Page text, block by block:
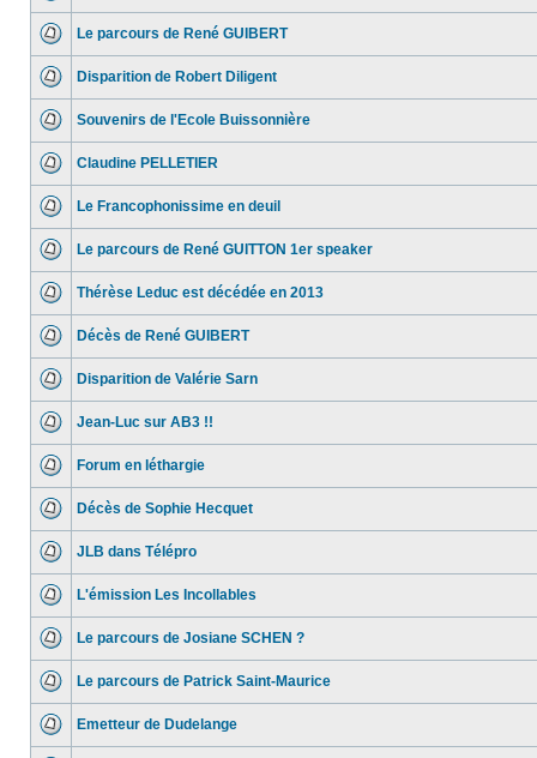
Le parcours de René GUIBERT
Disparition de Robert Diligent
Souvenirs de l'Ecole Buissonnière
Claudine PELLETIER
Le Francophonissime en deuil
Le parcours de René GUITTON 1er speaker
Thérèse Leduc est décédée en 2013
Décès de René GUIBERT
Disparition de Valérie Sarn
Jean-Luc sur AB3 !!
Forum en léthargie
Décès de Sophie Hecquet
JLB dans Télépro
L'émission Les Incollables
Le parcours de Josiane SCHEN ?
Le parcours de Patrick Saint-Maurice
Emetteur de Dudelange